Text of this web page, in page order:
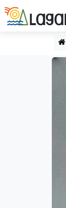
Přejít na hlavní